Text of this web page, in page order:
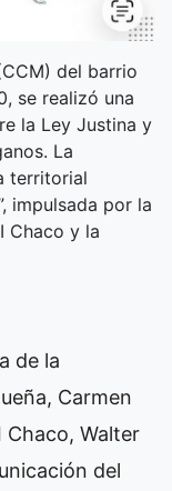
del barrio
se realizó una
la Ley Justina y
La
territorial
impulsada por la
Chaco y la
de la
Carmen
Chaco, Walter
del